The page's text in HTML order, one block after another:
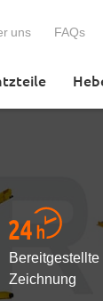
uns FAQs
Bereitgestellte
Zeichnung